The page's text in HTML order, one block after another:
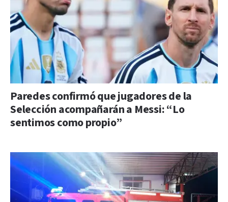
Paredes confirmó que jugadores de la
Selección acompañarán a Messi: “Lo
sentimos como propio”